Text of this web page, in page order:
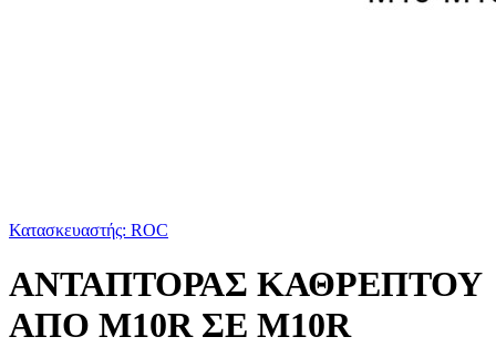
Κατασκευαστής: ROC
ΑΝΤΑΠΤΟΡΑΣ ΚΑΘΡΕΠΤΟΥ
ΑΠΟ Μ10R ΣΕ Μ10R